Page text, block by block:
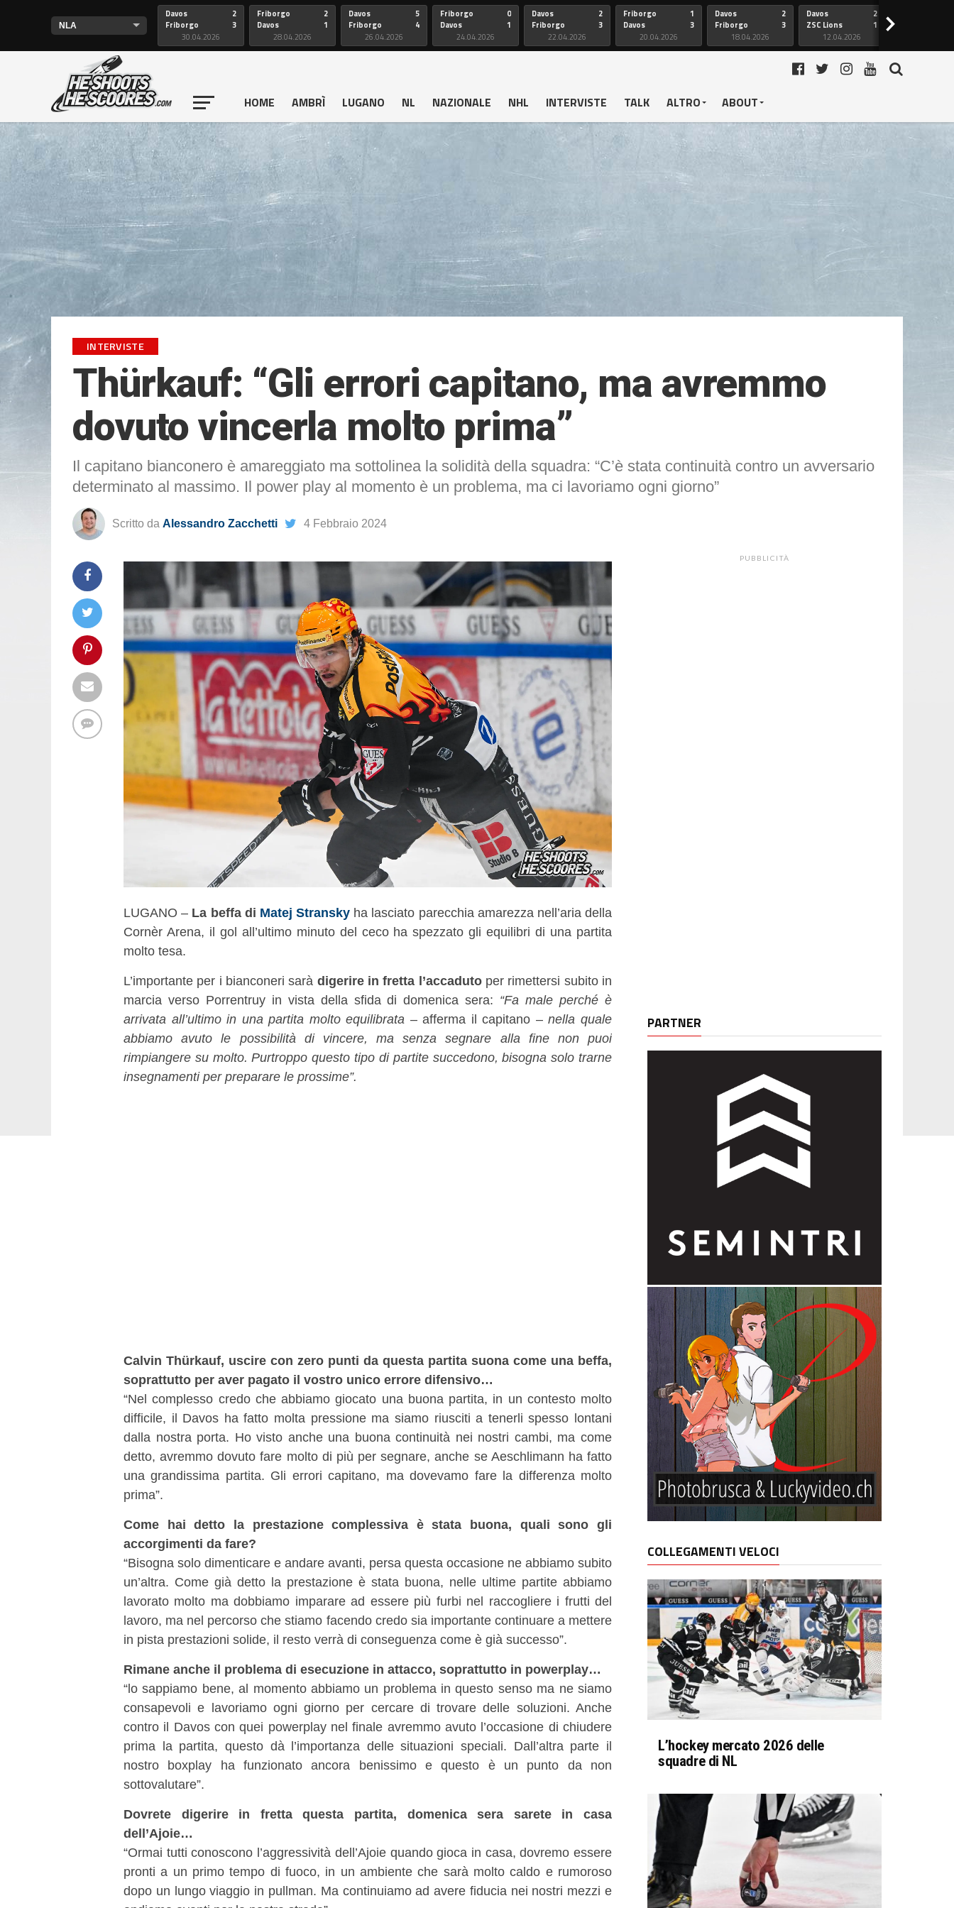
Davos
Friborgo
2
3
30.04.2026
Friborgo
Davos
2
1
28.04.2026
Davos
Friborgo
5
4
26.04.2026
Friborgo
Davos
0
1
24.04.2026
Davos
Friborgo
2
3
22.04.2026
Friborgo
Davos
1
3
20.04.2026
Davos
Friborgo
2
3
18.04.2026
Davos
ZSC Lions
2
1
12.04.2026
>
HOME AMBRÌ LUGANO NL NAZIONALE NHL INTERVISTE TALK ALTRO ABOUT
INTERVISTE
Thürkauf: “Gli errori capitano, ma avremmo
dovuto vincerla molto prima”
Il capitano bianconero è amareggiato ma sottolinea la solidità della squadra: “C’è stata continuità contro un avversario
determinato al massimo. Il power play al momento è un problema, ma ci lavoriamo ogni giorno”
Scritto da Alessandro Zacchetti 4 Febbraio 2024
LUGANO – La beffa di Matej Stransky ha lasciato parecchia amarezza nell’aria della
Cornèr Arena, il gol all’ultimo minuto del ceco ha spezzato gli equilibri di una partita
molto tesa.
L’importante per i bianconeri sarà digerire in fretta l’accadutoper rimettersi subito in
marcia verso Porrentruy in vista della sfida di domenica sera: “Fa male perché è
arrivata all’ultimo in una partita molto equilibrata – afferma il capitano –nella quale
abbiamo avuto le possibilità di vincere, ma senza segnare alla fine non puoi
rimpiangere su molto. Purtroppo questo tipo di partite succedono, bisogna solo trarne
insegnamenti per preparare le prossime”.
Calvin Thürkauf, uscire con zero punti da questa partita suona come una beffa,
soprattutto per aver pagato il vostro unico errore difensivo…
“Nel complesso credo che abbiamo giocato una buona partita, in un contesto molto
difficile, il Davos ha fatto molta pressione ma siamo riusciti a tenerli spesso lontani
dalla nostra porta. Ho visto anche una buona continuità nei nostri cambi, ma come
detto, avremmo dovuto fare molto di più per segnare, anche se Aeschlimann ha fatto
una grandissima partita. Gli errori capitano, ma dovevamo fare la differenza molto
prima”.
Come hai detto la prestazione complessiva è stata buona, quali sono gli
accorgimenti da fare?
“Bisogna solo dimenticare e andare avanti, persa questa occasione ne abbiamo subito
un’altra. Come già detto la prestazione è stata buona, nelle ultime partite abbiamo
lavorato molto ma dobbiamo imparare ad essere più furbi nel raccogliere i frutti del
lavoro, ma nel percorso che stiamo facendo credo sia importante continuare a mettere
in pista prestazioni solide, il resto verrà di conseguenza come è già successo”.
Rimane anche il problema di esecuzione in attacco, soprattutto in powerplay…
“lo sappiamo bene, al momento abbiamo un problema in questo senso ma ne siamo
consapevoli e lavoriamo ogni giorno per cercare di trovare delle soluzioni. Anche
contro il Davos con quei powerplay nel finale avremmo avuto l’occasione di chiudere
prima la partita, questo dà l’importanza delle situazioni speciali. Dall’altra parte il
nostro boxplay ha funzionato ancora benissimo e questo è un punto da non
sottovalutare”.
Dovrete digerire in fretta questa partita, domenica sera sarete in casa
dell’Ajoie…
“Ormai tutti conoscono l’aggressività dell’Ajoie quando gioca in casa, dovremo essere
pronti a un primo tempo di fuoco, in un ambiente che sarà molto caldo e rumoroso
dopo un lungo viaggio in pullman. Ma continuiamo ad avere fiducia nei nostri mezzi e
PUBBLICITÀ
PARTNER
COLLEGAMENTI VELOCI
L’hockey mercato 2026 delle
squadre di NL